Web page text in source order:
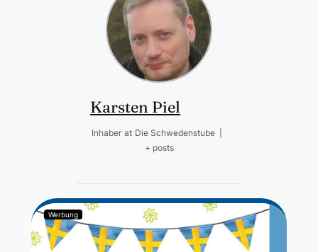
Karsten Piel
Inhaber at Die Schwedenstube
+ posts
Werbung